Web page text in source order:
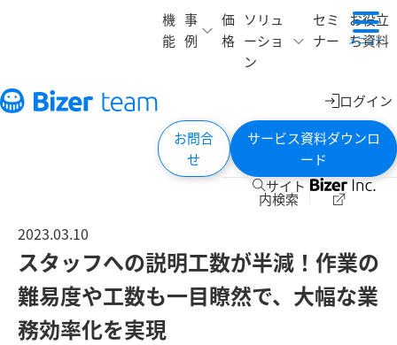
機
能
事
例
価
格
ソリュ
ーショ
ン
セミ
ナー
お役立
ち資料
ログイン
お問合
せ
サービス資料ダウンロ
ード
サイト
内検索
メニュー
2023.03.10
スタッフへの説明工数が半減！作業の
難易度や工数も一目瞭然で、大幅な業
務効率化を実現